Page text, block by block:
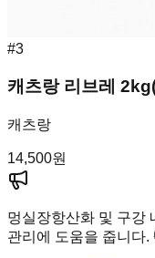
#3
캐츠랑 리브레
캐츠랑
14,500원
멍실장항산화 및 구강
관리에 도움을 줍니다.